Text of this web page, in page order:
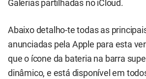
Galerias partilhadas no iCloud.
Abaixo detalho-te todas as
anunciadas pela Apple para esta
que o ícone da bateria na barra
dinâmico, e está disponível em